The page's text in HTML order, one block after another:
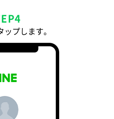
ップします。